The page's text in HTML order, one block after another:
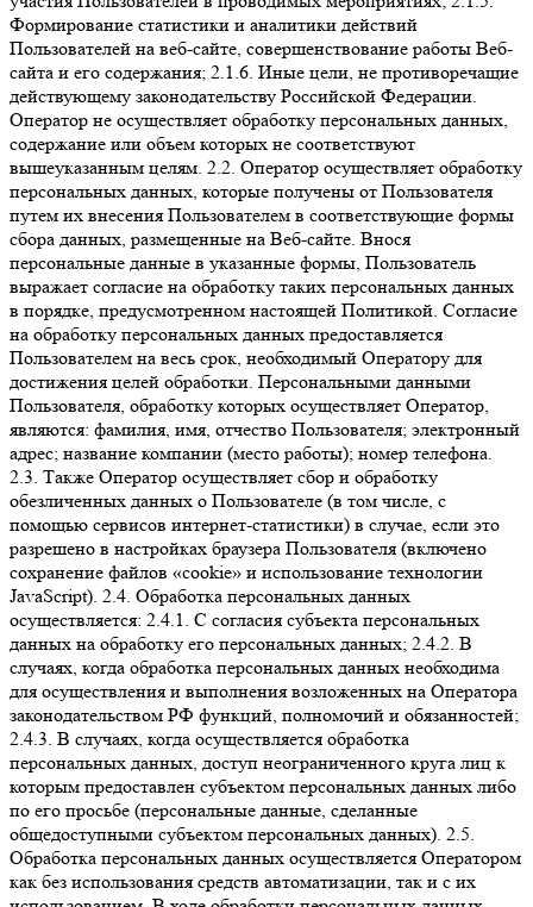
Формирование статистики и аналитики действий
Пользователей на веб-сайте, совершенствование работы Веб-
сайта и его содержания; 2.1.6. Иные цели, не противоречащие
действующему законодательству Российской Федерации.
Оператор не осуществляет обработку персональных данных,
содержание или объем которых не соответствуют
вышеуказанным целям. 2.2. Оператор осуществляет обработку
персональных данных, которые получены от Пользователя
путем их внесения Пользователем в соответствующие формы
сбора данных, размещенные на Веб-сайте. Внося
персональные данные в указанные формы, Пользователь
выражает согласие на обработку таких персональных данных
в порядке, предусмотренном настоящей Политикой. Согласие
на обработку персональных данных предоставляется
Пользователем на весь срок, необходимый Оператору для
достижения целей обработки. Персональными данными
Пользователя, обработку которых осуществляет Оператор,
являются: фамилия, имя, отчество Пользователя; электронный
адрес; название компании (место работы); номер телефона.
2.3. Также Оператор осуществляет сбор и обработку
обезличенных данных о Пользователе (в том числе, с
помощью сервисов интернет-статистики) в случае, если это
разрешено в настройках браузера Пользователя (включено
сохранение файлов «cookie» и использование технологии
JavaScript). 2.4. Обработка персональных данных
осуществляется: 2.4.1. С согласия субъекта персональных
данных на обработку его персональных данных; 2.4.2. В
случаях, когда обработка персональных данных необходима
для осуществления и выполнения возложенных на Оператора
законодательством РФ функций, полномочий и обязанностей;
2.4.3. В случаях, когда осуществляется обработка
персональных данных, доступ неограниченного круга лиц к
которым предоставлен субъектом персональных данных либо
по его просьбе (персональные данные, сделанные
общедоступными субъектом персональных данных). 2.5.
Обработка персональных данных осуществляется Оператором
как без использования средств автоматизации, так и с их